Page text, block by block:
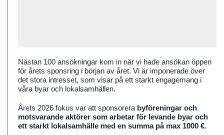
Nästan 100 ansökningar kom in när vi hade ansökan öppen
för årets sponsring i början av året. Vi är imponerade över
det stora intresset, som visar på ett starkt engagemang i
våra byar och lokalsamhällen.
Årets 2026 fokus var att sponsorera byföreningar och
motsvarande aktörer som arbetar för levande byar och
ett starkt lokalsamhälle med en summa på max 1000 €.